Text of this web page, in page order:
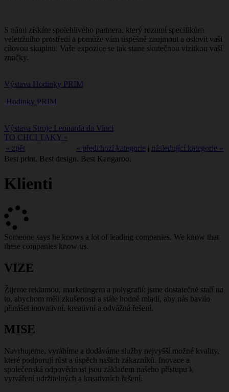
S námi získáte spolehlivého partnera, který rozumí specifikům
veletržního prostředí a pomůže vám úspěšně zaujmout a oslovit vaši
cílovou skupinu. Vaše expozice se tak stane skutečnou vizitkou vaší
značky.
Výstava Hodinky PRIM
Hodinky PRIM
Výstava Stroje Leonarda da Vinci
TO CHCI TAKY »
« zpět
« předchozí kategorie | následující kategorie »
Best print. Best design. Best Kangaroo.
Klienti
Someone says he knows a lot of leading companies. We know that
these companies know us.
VIZE
Žijeme reklamou, marketingem a polygrafií: jsme dostatečně staří na
to, abychom měli zkušenosti a stále hodně mladí, aby nás bavilo
přinášet inovativní, kreativní a odvážná řešení.
MISE
Navrhujeme, vyrábíme a dodáváme služby nejvyšší možné kvality,
které podporují růst a úspěch našich zákazníků. Inovace a
společenská odpovědnost jsou základem našeho přístupu k
vytváření udržitelných a kreativních řešení.